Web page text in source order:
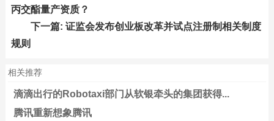
丙交酯量产资质？
下一篇: 证监会发布创业板改革并试点注册制相关制度
规则
相关推荐
滴滴出行的Robotaxi部门从软银牵头的集团获得...
腾讯重新想象腾讯